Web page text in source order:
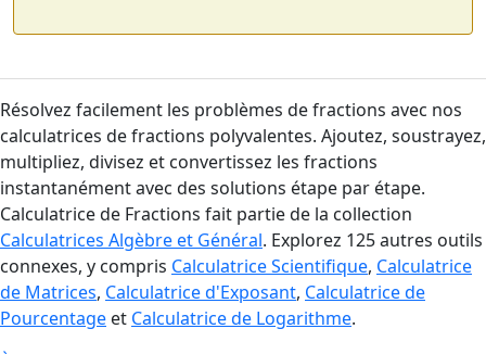
Résolvez facilement les problèmes de fractions avec nos
calculatrices de fractions polyvalentes. Ajoutez, soustrayez,
multipliez, divisez et convertissez les fractions
instantanément avec des solutions étape par étape.
Calculatrice de Fractions fait partie de la collection
Calculatrices Algèbre et Général. Explorez 125 autres outils
connexes, y compris Calculatrice Scientifique, Calculatrice
de Matrices, Calculatrice d'Exposant, Calculatrice de
Pourcentage et Calculatrice de Logarithme.